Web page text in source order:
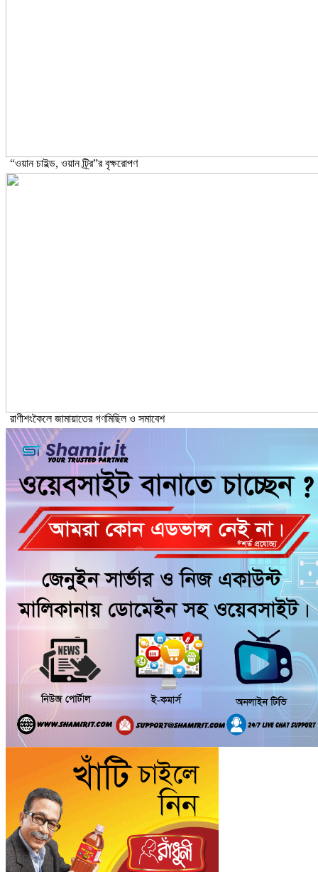
“ওয়ান চাইল্ড, ওয়ান ট্র্রি”র বৃক্ষরোপণ
রাণীশংকৈলে জামায়াতের গণমিছিল ও সমাবেশ